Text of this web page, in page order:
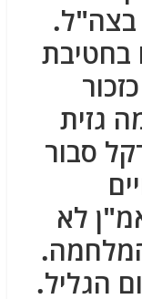
בצה"ל.
בחטיבת
גזית
סבור
לא
המלחמה.
הגליל.